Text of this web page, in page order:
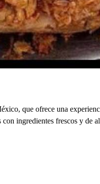
que ofrece una
ingredientes frescos y de